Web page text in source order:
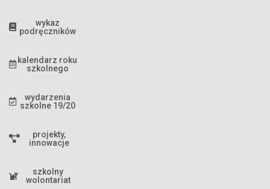
wykaz
podręczników
kalendarz roku
szkolnego
wydarzenia
szkolne 19/20
projekty,
innowacje
szkolny
wolontariat